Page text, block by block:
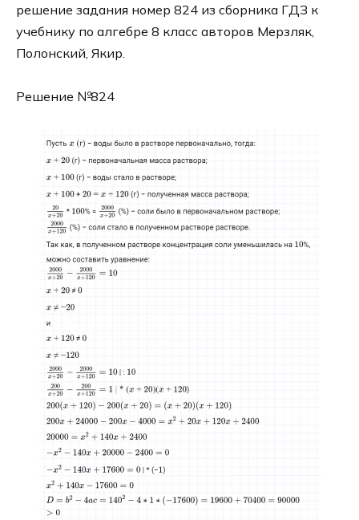
решение задания номер 824 из сборника ГДЗ к
учебнику по алгебре 8 класс авторов Мерзляк,
Полонский, Якир.
Решение №824